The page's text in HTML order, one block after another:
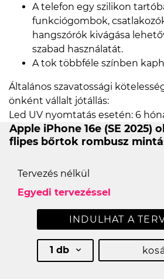
A telefon egy szilikon
funkciógombok,
hangszórók kivágása
szabad használatát.
A tok többféle színben
Általános szavatossági
önként vállalt jótállás:
Led UV nyomtatás esetén: 6
Apple iPhone 16e (SE 2025)
flipes bőrtok rombusz
Tervezés nélkül
Egyedi tervezéssel
INDULHAT A
1 db